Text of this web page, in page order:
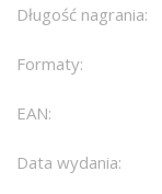
Długość nagrania:
Formaty:
EAN:
Data wydania: